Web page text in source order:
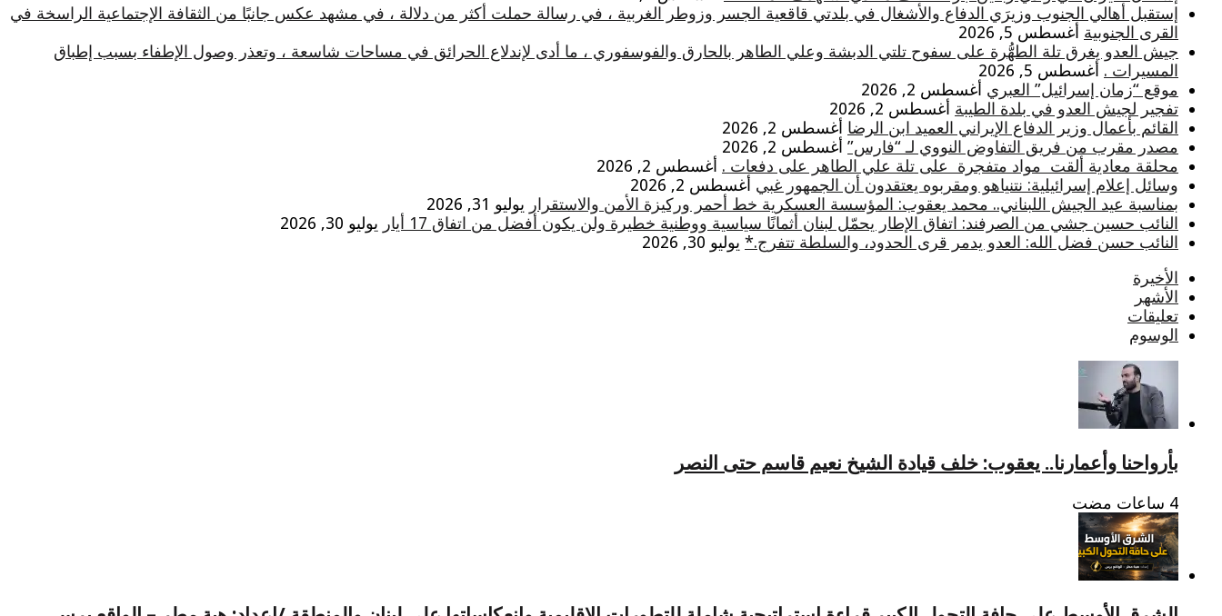
إستقبل أهالي الجنوب وزيرَي الدفاع والأشغال في بلدتي قاقعية الجسر وزوطر الغربية ، في رسالة حملت أكثر من دلالة ، في مشهد عكس جانبًا من الثقافة الإجتماعية الراسخة في
القرى الجنوبية أغسطس 5, 2026
جيش العدو يغرق تلة الطهُّرة على سفوح تلتي الدبشة وعلي الطاهر بالحارق والفوسفوري ، ما أدى لإندلاع الحرائق في مساحات شاسعة ، وتعذر وصول الإطفاء بسبب إطباق
المسيرات . أغسطس 5, 2026
موقع “زمان إسرائيل” العبري أغسطس 2, 2026
تفجير لجيش العدو في بلدة الطيبة أغسطس 2, 2026
القائم بأعمال وزير الدفاع الإيراني العميد ابن الرضا أغسطس 2, 2026
مصدر مقرب من فريق التفاوض النووي لـ “فارس” أغسطس 2, 2026
محلقة معادية ألقت مواد متفجرة على تلة علي الطاهر على دفعات . أغسطس 2, 2026
وسائل إعلام إسرائيلية: نتنياهو ومقربوه يعتقدون أن الجمهور غبي أغسطس 2, 2026
بمناسبة عيد الجيش اللبناني.. محمد يعقوب: المؤسسة العسكرية خط أحمر وركيزة الأمن والاستقرار يوليو 31, 2026
النائب حسين جشي من الصرفند: اتفاق الإطار يحمّل لبنان أثمانًا سياسية ووطنية خطيرة ولن يكون أفضل من اتفاق 17 أيار
يوليو 30, 2026
النائب حسن فضل الله: العدو يدمر قرى الحدود، والسلطة تتفرج.* يوليو 30, 2026
الأخيرة
الأشهر
تعليقات
الوسوم
بأرواحنا وأعمارنا.. يعقوب: خلف قيادة الشيخ نعيم قاسم حتى النصر